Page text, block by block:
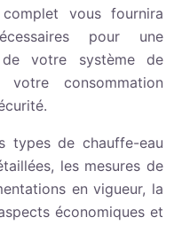
vous fournira
pour une
votre système de
consommation
types de chauffe-eau
les mesures de
en vigueur, la
économiques et